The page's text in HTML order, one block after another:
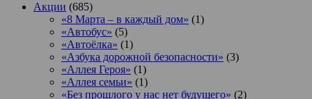
Акции (685)
«8 Марта – в каждый дом» (1)
«Автобус» (5)
«Автоёлка» (1)
«Азбука дорожной безопасности» (3)
«Аллея Героя» (1)
«Аллея семьи» (1)
«Без прошлого у нас нет будущего» (2)